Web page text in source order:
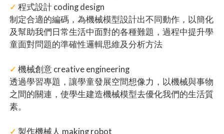
✓ 程式設計 coding design
制定合適的編碼，為機械模型設計出不同動作，以簡化
及幫助我們日常生活中面對的各種難題，過程中提升學
童面對問題的準確性邏輯思維及分析方法
✓ 機械創意 creative engineering
透過學習專題，讓學童發展空間想像力，以機械與事物
之間的關連，使學生建造機械模型去優化我們的生活質
素。
✓ 製作機械人 making robot